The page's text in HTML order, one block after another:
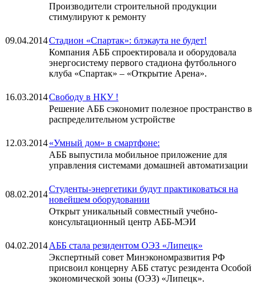
Производители строительной продукции
стимулируют к ремонту
09.04.2014Стадион «Спартак»: блэкаута не будет!
Компания АББ спроектировала и оборудовала
энергосистему первого стадиона футбольного
клуба «Спартак» – «Открытие Арена».
16.03.2014Свободу в НКУ !
Решение АББ сэкономит полезное пространство в
распределительном устройстве
12.03.2014«Умный дом» в смартфоне:
АББ выпустила мобильное приложение для
управления системами домашней автоматизации
08.02.2014
Студенты-энергетики будут практиковаться на
новейшем оборудовании
Открыт уникальный совместный учебно-
консультационный центр АББ-МЭИ
04.02.2014АББ стала резидентом ОЭЗ «Липецк»
Экспертный совет Минэкономразвития РФ
присвоил концерну АББ статус резидента Особой
экономической зоны (ОЭЗ) «Липецк».